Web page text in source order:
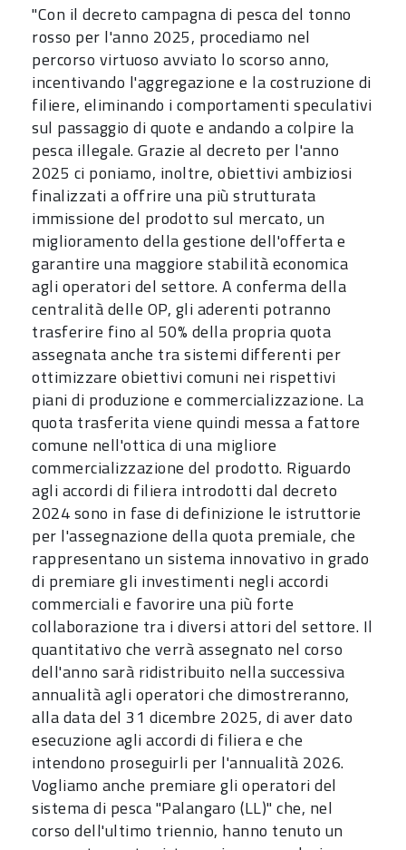
"Con il decreto campagna di pesca del tonno
rosso per l'anno 2025, procediamo nel
percorso virtuoso avviato lo scorso anno,
incentivando l'aggregazione e la costruzione di
filiere, eliminando i comportamenti speculativi
sul passaggio di quote e andando a colpire la
pesca illegale. Grazie al decreto per l'anno
2025 ci poniamo, inoltre, obiettivi ambiziosi
finalizzati a offrire una più strutturata
immissione del prodotto sul mercato, un
miglioramento della gestione dell'offerta e
garantire una maggiore stabilità economica
agli operatori del settore. A conferma della
centralità delle OP, gli aderenti potranno
trasferire fino al 50% della propria quota
assegnata anche tra sistemi differenti per
ottimizzare obiettivi comuni nei rispettivi
piani di produzione e commercializzazione. La
quota trasferita viene quindi messa a fattore
comune nell'ottica di una migliore
commercializzazione del prodotto. Riguardo
agli accordi di filiera introdotti dal decreto
2024 sono in fase di definizione le istruttorie
per l'assegnazione della quota premiale, che
rappresentano un sistema innovativo in grado
di premiare gli investimenti negli accordi
commerciali e favorire una più forte
collaborazione tra i diversi attori del settore. Il
quantitativo che verrà assegnato nel corso
dell'anno sarà ridistribuito nella successiva
annualità agli operatori che dimostreranno,
alla data del 31 dicembre 2025, di aver dato
esecuzione agli accordi di filiera e che
intendono proseguirli per l'annualità 2026.
Vogliamo anche premiare gli operatori del
sistema di pesca "Palangaro (LL)" che, nel
corso dell'ultimo triennio, hanno tenuto un